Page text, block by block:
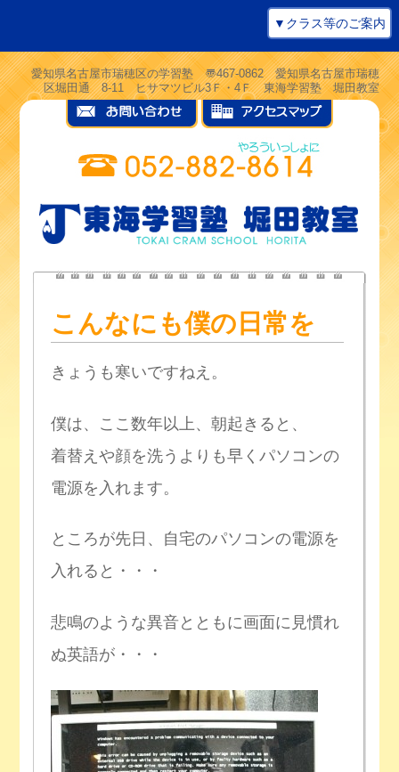
▼クラス等のご案内
愛知県名古屋市瑞穂区の学習塾 〠467-0862 愛知県名古屋市瑞穂
区堀田通 8-11 ヒサマツビル3Ｆ・4Ｆ 東海学習塾 堀田教室
こんなにも僕の日常を
きょうも寒いですねえ。
僕は、ここ数年以上、朝起きると、
着替えや顔を洗うよりも早くパソコンの
電源を入れます。
ところが先日、自宅のパソコンの電源を
入れると・・・
悲鳴のような異音とともに画面に見慣れ
ぬ英語が・・・